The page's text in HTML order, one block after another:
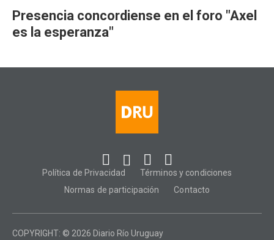
Presencia concordiense en el foro "Axel
es la esperanza"
Política de Privacidad
Términos y condiciones
Normas de participación
Contacto
COPYRIGHT: © 2026 Diario Río Uruguay